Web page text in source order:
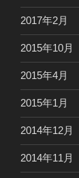
2017年2月
2015年10月
2015年4月
2015年1月
2014年12月
2014年11月